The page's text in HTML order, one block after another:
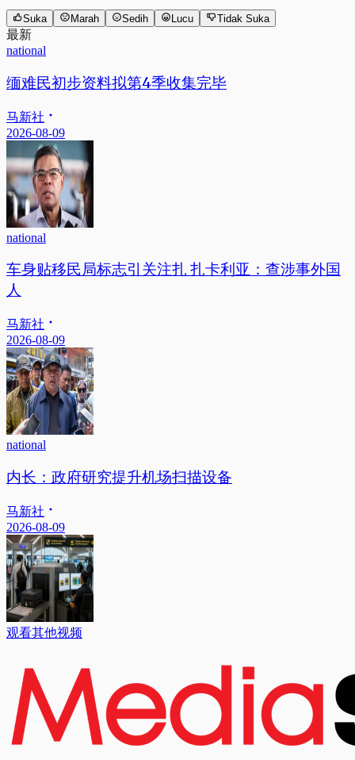
Suka Marah Sedih Lucu Tidak Suka
最新
national
缅难民初步资料拟第4季收集完毕
马新社
2026-08-09
national
车身贴移民局标志引关注扎 扎卡利亚：查涉事外国
人
马新社
2026-08-09
national
内长：政府研究提升机场扫描设备
马新社
2026-08-09
观看其他视频